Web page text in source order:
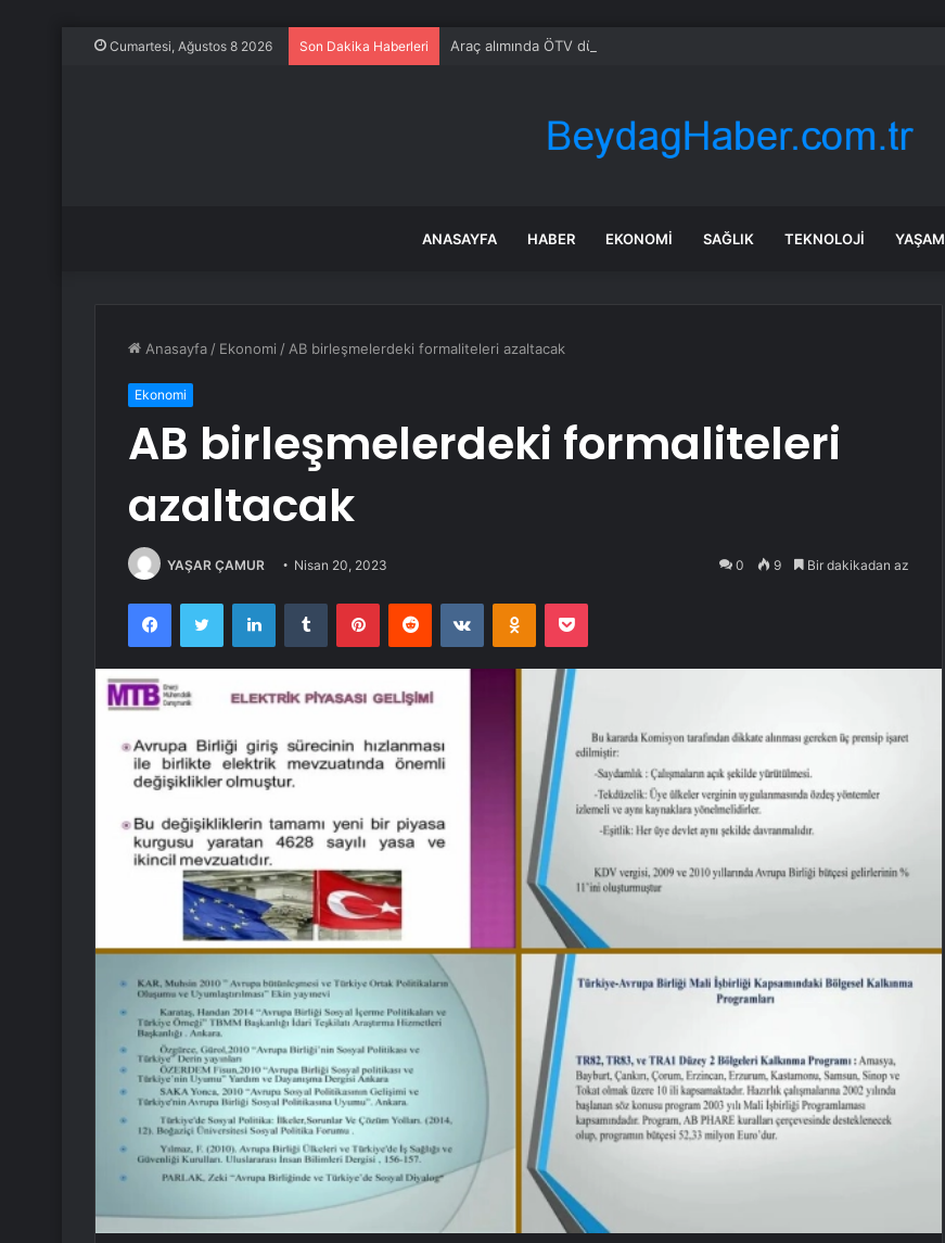
Cumartesi, Ağustos 8 2026 Son Dakika Haberleri Araç alımında ÖTV düzenlemesi: Vatandaşlar bayilere akın etti
ANASAYFA HABER EKONOMI SAĞLIK TEKNOLOJI YAŞAM
Anasayfa / Ekonomi / AB birleşmelerdeki formaliteleri azaltacak
Ekonomi
AB birleşmelerdeki formaliteleri
azaltacak
YAŞAR ÇAMUR Nisan 20, 2023 0 9 Bir dakikadan az
FacebookTwitter LinkedInTumblr PinterestReddit VKontakteOdnoklassniki
Pocket